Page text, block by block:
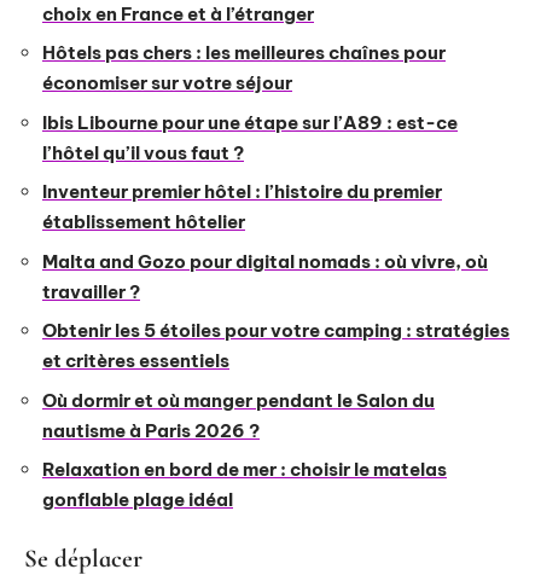
choix en France et à l’étranger
Hôtels pas chers : les meilleures chaînes pour
économiser sur votre séjour
Ibis Libourne pour une étape sur l’A89 : est-ce
l’hôtel qu’il vous faut ?
Inventeur premier hôtel : l’histoire du premier
établissement hôtelier
Malta and Gozo pour digital nomads : où vivre, où
travailler ?
Obtenir les 5 étoiles pour votre camping : stratégies
et critères essentiels
Où dormir et où manger pendant le Salon du
nautisme à Paris 2026 ?
Relaxation en bord de mer : choisir le matelas
gonflable plage idéal
Se déplacer